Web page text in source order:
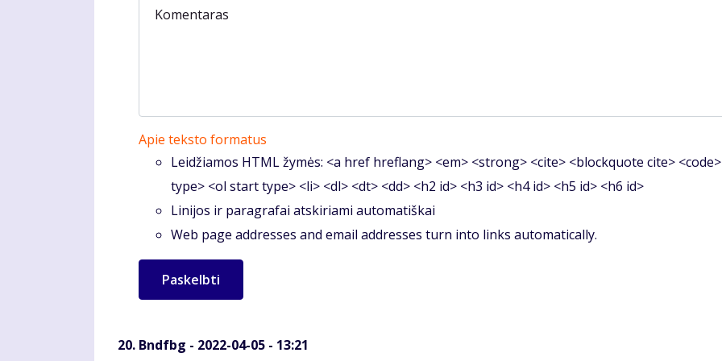
Komentaras
Apie teksto formatus
Leidžiamos HTML žymės: <a href hreflang> <em> <strong> <cite> <blockquote cite>
type> <ol start type> <li> <dl> <dt> <dd> <h2 id> <h3 id> <h4 id> <h5 id> <h6 id>
Linijos ir paragrafai atskiriami automatiškai
Web page addresses and email addresses turn into links automatically.
Bndfbg - 2022-04-05 - 13:21